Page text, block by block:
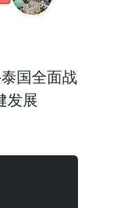
国全面战
发展